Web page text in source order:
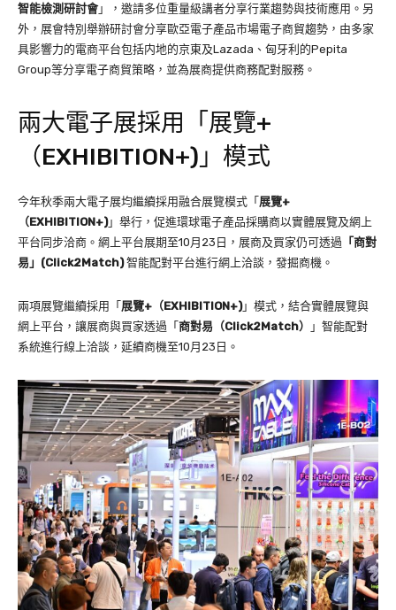
智能檢測研討會」，邀請多位重量級講者分享行業趨勢與技術應用。另
外，展會特別舉辦研討會分享歐亞電子產品市場電子商貿趨勢，由多家
具影響力的電商平台包括内地的京東及Lazada、匈牙利的Pepita
Group等分享電子商貿策略，並為展商提供商務配對服務。
兩大電子展採用「展覽+
（EXHIBITION+)」模式
今年秋季兩大電子展均繼續採用融合展覽模式「 展覽+
（EXHIBITION+)」舉行，促進環球電子產品採購商以實體展覽及網上
平台同步洽商。網上平台展期至10月23日，展商及買家仍可透過 「商對
易」 (Click2Match)智能配對平台進行網上洽談，發掘商機。
兩項展覽繼續採用「 展覽+ （EXHIBITION+)」模式，結合實體展覽與
網上平台，讓展商與買家透過「 商對易（Click2Match）
」智能配對
系統進行線上洽談，延續商機至10月23日。